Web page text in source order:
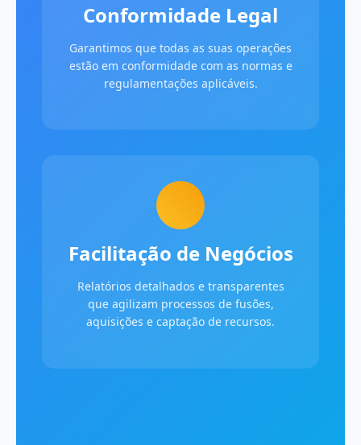
Conformidade Legal
Garantimos que todas as suas operações
estão em conformidade com as normas e
regulamentações aplicáveis.
Facilitação de Negócios
Relatórios detalhados e transparentes
que agilizam processos de fusões,
aquisições e captação de recursos.